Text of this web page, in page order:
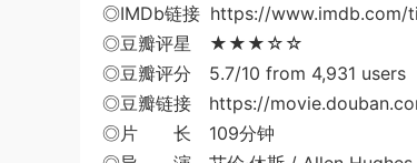
◎IMDb链接 https://www.imdb.com/
◎豆瓣评星 ★★★☆☆
◎豆瓣评分 5.7/10 from 4,931 users
◎豆瓣链接 https://
◎片 长 109分钟